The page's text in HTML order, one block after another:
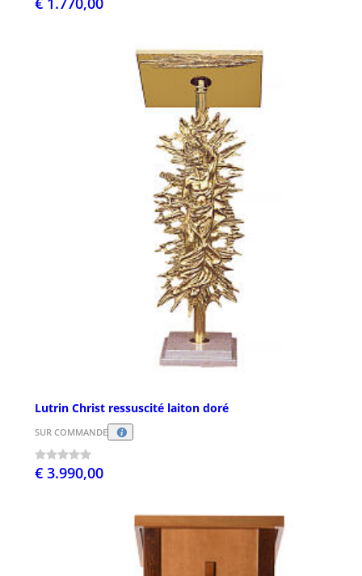
Lutrin Christ ressuscité laiton doré
SUR COMMANDE
€ 3.990,00